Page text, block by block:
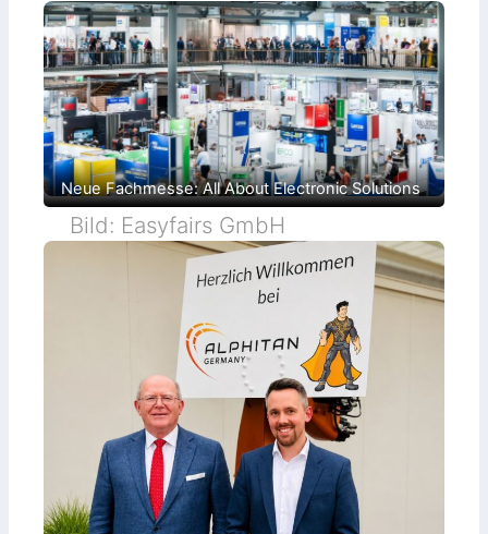
Neue Fachmesse: All About Electronic Solutions
Bild: Easyfairs GmbH